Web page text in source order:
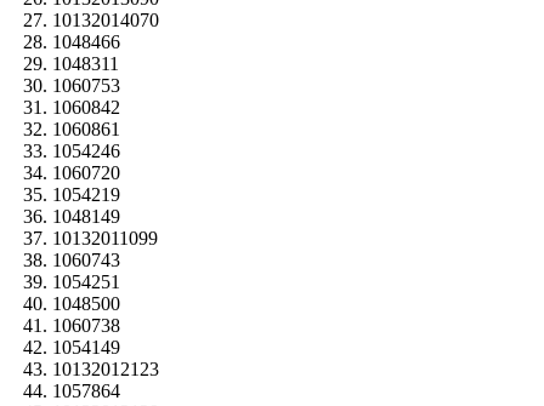
10132014070
1048466
1048311
1060753
1060842
1060861
1054246
1060720
1054219
1048149
10132011099
1060743
1054251
1048500
1060738
1054149
10132012123
1057864